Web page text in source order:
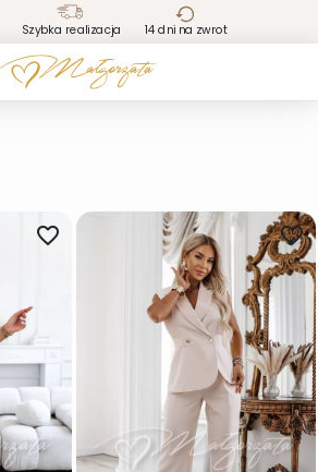
Szybka realizacja 14 dni na zwrot
favorite_border favorite_border